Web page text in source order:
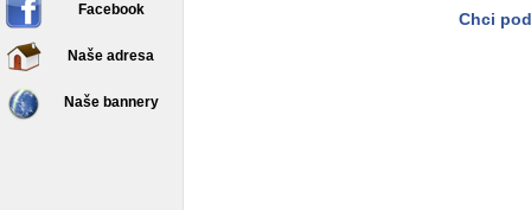
Facebook
Naše adresa
Naše bannery
Chci